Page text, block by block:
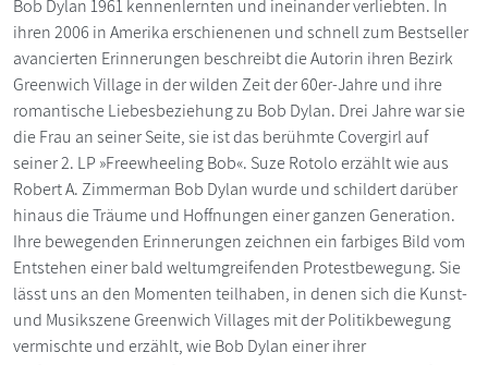
Bob Dylan 1961 kennenlernten und ineinander verliebten. In
ihren 2006 in Amerika erschienenen und schnell zum Bestseller
avancierten Erinnerungen beschreibt die Autorin ihren Bezirk
Greenwich Village in der wilden Zeit der 60er-Jahre und ihre
romantische Liebesbeziehung zu Bob Dylan. Drei Jahre war sie
die Frau an seiner Seite, sie ist das berühmte Covergirl auf
seiner 2. LP »Freewheeling Bob«. Suze Rotolo erzählt wie aus
Robert A. Zimmerman Bob Dylan wurde und schildert darüber
hinaus die Träume und Hoffnungen einer ganzen Generation.
Ihre bewegenden Erinnerungen zeichnen ein farbiges Bild vom
Entstehen einer bald weltumgreifenden Protestbewegung. Sie
lässt uns an den Momenten teilhaben, in denen sich die Kunst-
und Musikszene Greenwich Villages mit der Politikbewegung
vermischte und erzählt, wie Bob Dylan einer ihrer